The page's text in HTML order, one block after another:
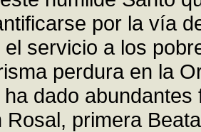
por la vía
servicio a los
perdura en la
dado
Rosal, primera